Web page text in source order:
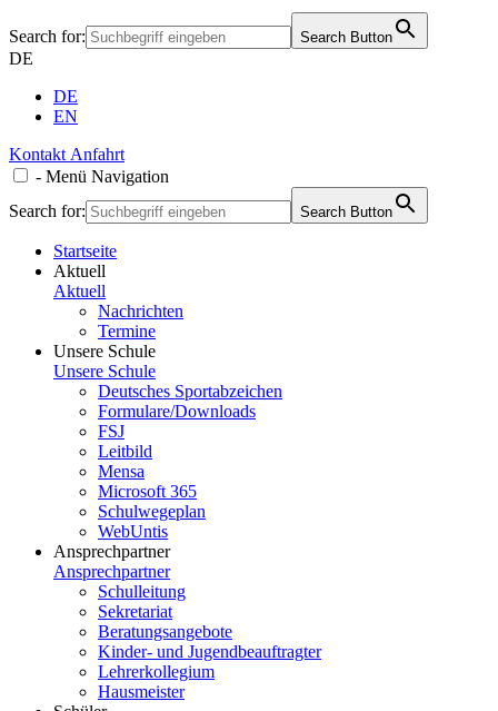
Search for: Search Button
DE
DE
EN
Kontakt Anfahrt
- Menü Navigation
Search for:
Search Button
Startseite
Aktuell
Aktuell
Nachrichten
Termine
Unsere Schule
Unsere Schule
Deutsches Sportabzeichen
Formulare/Downloads
FSJ
Leitbild
Mensa
Microsoft 365
Schulwegeplan
WebUntis
Ansprechpartner
Ansprechpartner
Schulleitung
Sekretariat
Beratungsangebote
Kinder- und Jugendbeauftragter
Lehrerkollegium
Hausmeister